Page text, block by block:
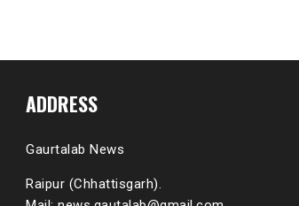
ADDRESS
Gaurtalab News
Raipur (Chhattisgarh).